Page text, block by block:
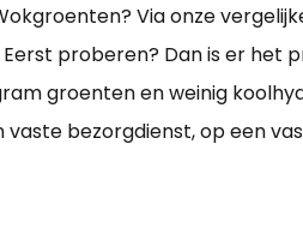
Via onze
proberen? Dan is er het
groenten en weinig
bezorgdienst, op een